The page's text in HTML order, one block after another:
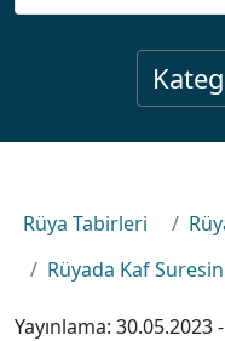
Rüya Tabirleri
Rüyada Kaf
Yayınlama: 30.05.2023